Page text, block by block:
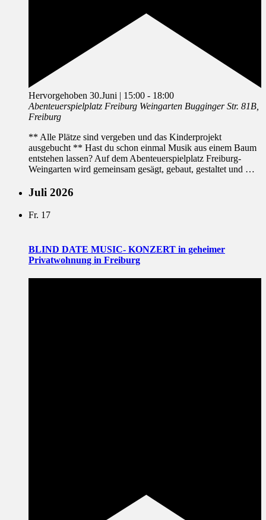
Hervorgehoben 30.Juni | 15:00 - 18:00
Abenteuerspielplatz Freiburg Weingarten Bugginger Str. 81B,
Freiburg
** Alle Plätze sind vergeben und das Kinderprojekt
ausgebucht ** Hast du schon einmal Musik aus einem Baum
entstehen lassen? Auf dem Abenteuerspielplatz Freiburg-
Weingarten wird gemeinsam gesägt, gebaut, gestaltet und …
Juli 2026
Fr. 17
BLIND DATE MUSIC- KONZERT in geheimer
Privatwohnung in Freiburg